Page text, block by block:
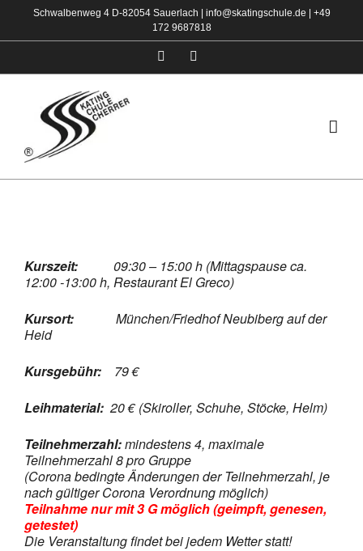
Schwalbenweg 4 D-82054 Sauerlach | info@skatingschule.de
+49
172 9687818
Facebook
Kurszeit: 09:30 – 15:00 h (Mittagspause ca.
12:00 -13:00 h, Restaurant El Greco)
Kursort: München/Friedhof Neubiberg auf der
Heid
Kursgebühr: 79 €
Leihmaterial: 20 € (Skiroller, Schuhe, Stöcke, Helm)
Teilnehmerzahl:mindestens 4, maximale
Teilnehmerzahl 8 pro Gruppe
(Corona bedingte Änderungen der Teilnehmerzahl, je
nach gültiger Corona Verordnung möglich)
Teilnahme nur mit 3 G möglich (geimpft, genesen,
getestet)
Die Veranstaltung findet bei jedem Wetter statt!